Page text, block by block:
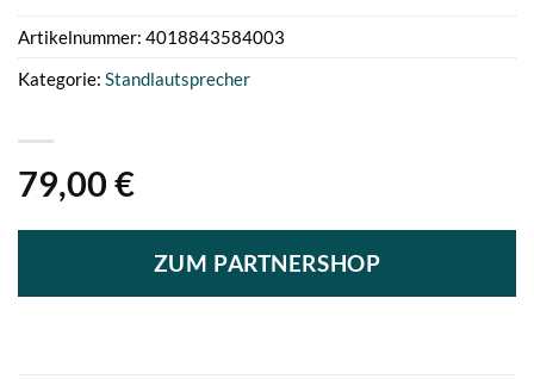
79,00 €
ZUM PARTNERSHOP
Artikelnummer: 4018843584003
Kategorie: Standlautsprecher